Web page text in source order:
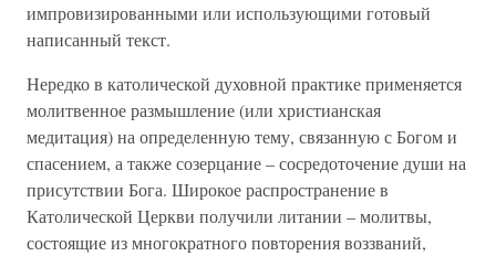
импровизированными или использующими готовый
написанный текст.
Нередко в католической духовной практике применяется
молитвенное размышление (или христианская
медитация) на определенную тему, связанную с Богом и
спасением, а также созерцание – сосредоточение души на
присутствии Бога. Широкое распространение в
Католической Церкви получили литании – молитвы,
состоящие из многократного повторения воззваний,